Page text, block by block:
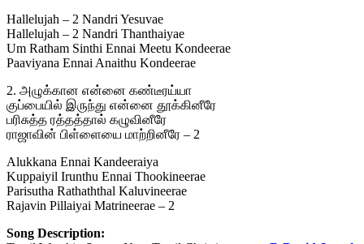
Hallelujah – 2 Nandri Yesuvae
Hallelujah – 2 Nandri Thanthaiyae
Um Ratham Sinthi Ennai Meetu Kondeerae
Paaviyana Ennai Anaithu Kondeerae
2. அழுக்கான என்னை கண்டீரய்யா
குப்பையில் இருந்து என்னை தூக்கினீரே
பரிசுத்த ரத்தத்தால் கழுவினீரே
ராஜாவின் பிள்ளையை மாற்றினீரே – 2
Alukkana Ennai Kandeeraiya
Kuppaiyil Irunthu Ennai Thookineerae
Parisutha Rathaththal Kaluvineerae
Rajavin Pillaiyai Matrineerae – 2
Song Description: